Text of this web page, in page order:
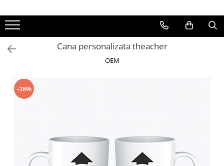
Cana personalizata theacher
OEM
-36%